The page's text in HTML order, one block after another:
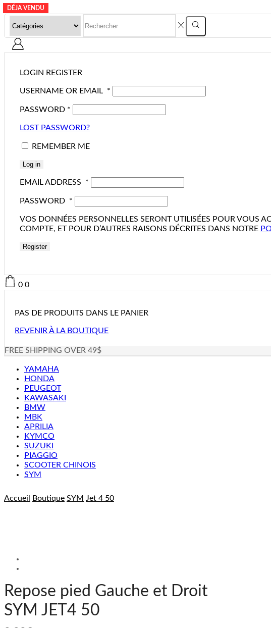
INPUT
Search
LOGIN REGISTER
USERNAME OR EMAIL *
PASSWORD *
LOST PASSWORD?
REMEMBER ME
Log in
EMAIL ADDRESS *
PASSWORD *
VOS DONNÉES PERSONNELLES SERONT UTILISÉES POUR VOUS
COMPTE, ET POUR D’AUTRES RAISONS DÉCRITES DANS NOTRE
Register
0 0
PAS DE PRODUITS DANS LE PANIER
REVENIR À LA BOUTIQUE
FREE SHIPPING OVER 49$
YAMAHA
HONDA
PEUGEOT
KAWASAKI
BMW
MBK
APRILIA
KYMCO
SUZUKI
PIAGGIO
SCOOTER CHINOIS
SYM
Accueil Boutique SYM Jet 4 50
Repose pied Gauche et Droit
SYM JET4 50
DÉJA VENDU
DÉJA VENDU
DÉJA VENDU
DÉJA VENDU